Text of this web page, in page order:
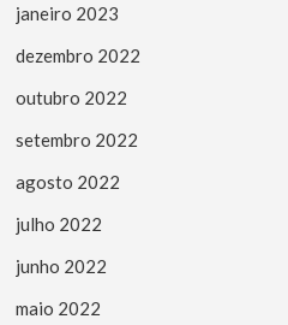
janeiro 2023
dezembro 2022
outubro 2022
setembro 2022
agosto 2022
julho 2022
junho 2022
maio 2022